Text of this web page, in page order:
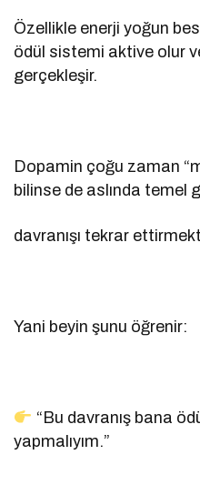
Özellikle enerji yoğun
ödül sistemi aktive olur
gerçekleşir.
Dopamin çoğu zaman
bilinse de aslında temel
davranışı tekrar
Yani beyin şunu öğrenir:
“Bu davranış bana
yapmalıyım.”